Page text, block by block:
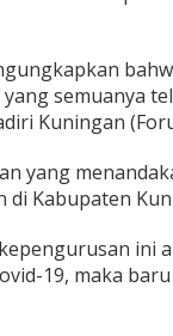
semuanya
Kuningan
yang
Kabupaten
ini
19, maka